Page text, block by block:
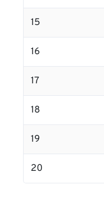
15
16
17
18
19
20